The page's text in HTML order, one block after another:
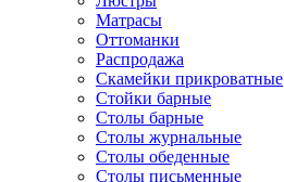
Матрасы
Оттоманки
Распродажа
Скамейки прикроватные
Стойки барные
Столы барные
Столы журнальные
Столы обеденные
Столы письменные